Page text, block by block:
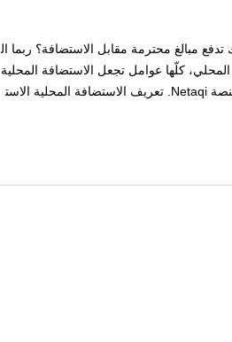
مبالغ محترمة مقابل الاستضافة؟ ربما ال
كلّها عوامل تجعل الاستضافة المحلية
في السعودية اليوم هي الخيار الأذكى، خاصةً مع دخول لاعبين كبار مثل منصة Netaqi. تعريف الاستضافة المحلية الاست